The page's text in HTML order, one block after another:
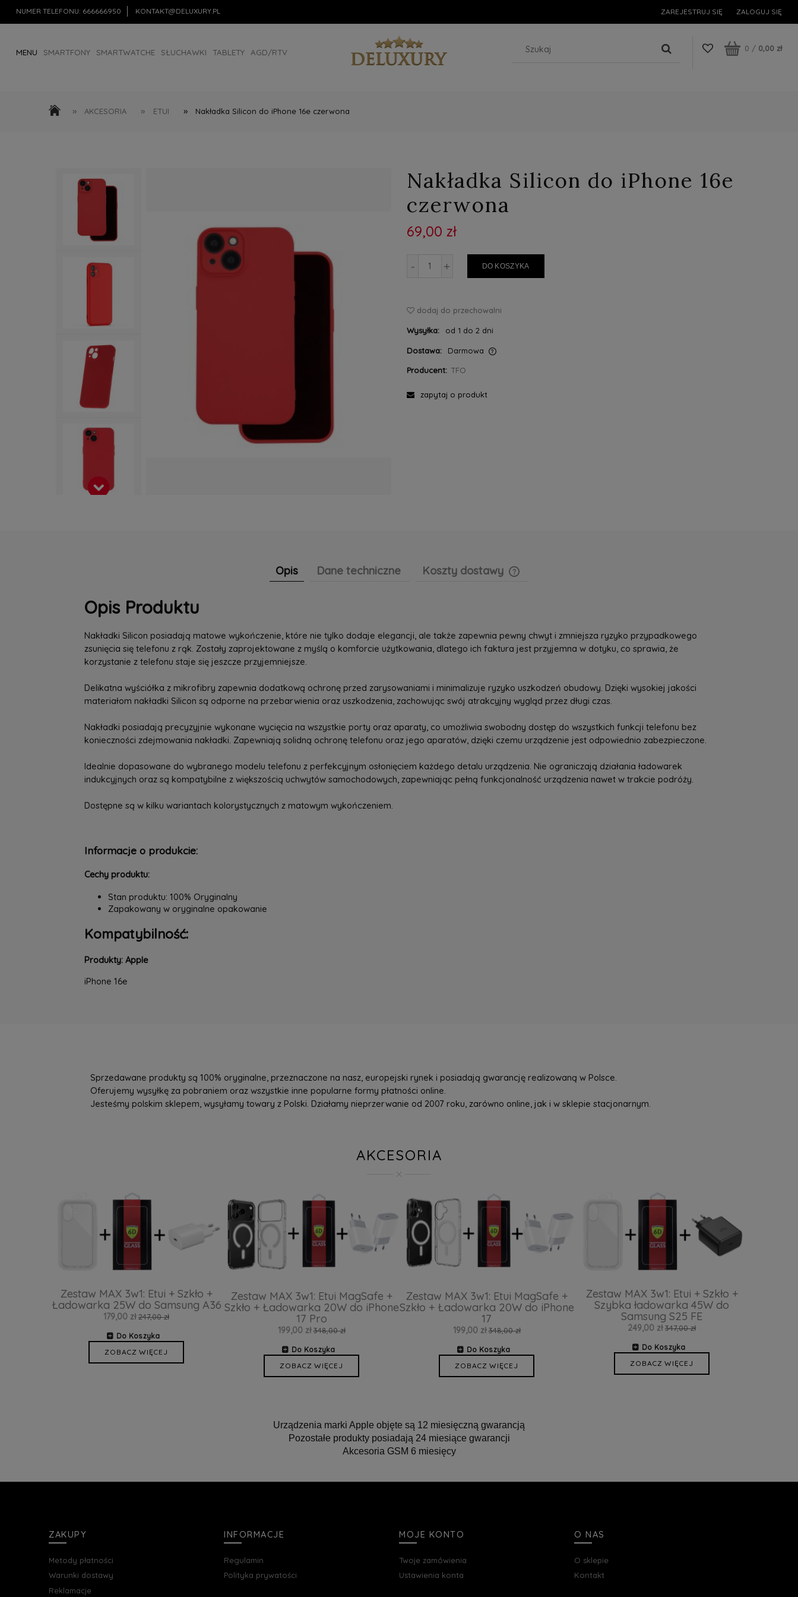
NUMER TELEFONU: 666666950 KONTAKT@DELUXURY.PL ZAREJESTRUJ SIĘ ZALOGUJ SIĘ
MENU SMARTFONY SMARTWATCHE SŁUCHAWKI TABLETY AGD/RTV 0 / 0,00 zł
» AKCESORIA » ETUI » Nakładka Silicon do iPhone 16e czerwona
Nakładka Silicon do iPhone 16e
czerwona
69,00 zł
- + DO KOSZYKA
dodaj do przechowalni
Wysyłka: od 1 do 2 dni
Dostawa: Darmowa
Producent: TFO
zapytaj o produkt
Opis Dane techniczne Koszty dostawy
Opis Produktu
Nakładki Silicon posiadają matowe wykończenie, które nie tylko dodaje elegancji, ale także zapewnia pewny chwyt i zmniejsza ryzyko przypadkowego
zsunięcia się telefonu z rąk. Zostały zaprojektowane z myślą o komforcie użytkowania, dlatego ich faktura jest przyjemna w dotyku, co sprawia, że
korzystanie z telefonu staje się jeszcze przyjemniejsze.
Delikatna wyściółka z mikrofibry zapewnia dodatkową ochronę przed zarysowaniami i minimalizuje ryzyko uszkodzeń obudowy. Dzięki wysokiej jakości
materiałom nakładki Silicon są odporne na przebarwienia oraz uszkodzenia, zachowując swój atrakcyjny wygląd przez długi czas.
Nakładki posiadają precyzyjnie wykonane wycięcia na wszystkie porty oraz aparaty, co umożliwia swobodny dostęp do wszystkich funkcji telefonu bez
konieczności zdejmowania nakładki. Zapewniają solidną ochronę telefonu oraz jego aparatów, dzięki czemu urządzenie jest odpowiednio zabezpieczone.
Idealnie dopasowane do wybranego modelu telefonu z perfekcyjnym osłonięciem każdego detalu urządzenia. Nie ograniczają działania ładowarek
indukcyjnych oraz są kompatybilne z większością uchwytów samochodowych, zapewniając pełną funkcjonalność urządzenia nawet w trakcie podróży.
Dostępne są w kilku wariantach kolorystycznych z matowym wykończeniem.
Informacje o produkcie:
Cechy produktu:
Stan produktu: 100% Oryginalny
Zapakowany w oryginalne opakowanie
Kompatybilność:
Produkty: Apple
iPhone 16e
Sprzedawane produkty są 100% oryginalne, przeznaczone na nasz, europejski rynek i posiadają gwarancję realizowaną w Polsce.
Oferujemy wysyłkę za pobraniem oraz wszystkie inne popularne formy płatności online.
Jesteśmy polskim sklepem, wysyłamy towary z Polski. Działamy nieprzerwanie od 2007 roku, zarówno online, jak i w sklepie stacjonarnym.
AKCESORIA
Zestaw MAX 3w1: Etui + Szkło +
Ładowarka 25W do Samsung A36
179,00 zł 247,00 zł
Do Koszyka
ZOBACZ WIĘCEJ
Zestaw MAX 3w1: Etui MagSafe +
Szkło + Ładowarka 20W do iPhone
17 Pro
199,00 zł 348,00 zł
Do Koszyka
ZOBACZ WIĘCEJ
Zestaw MAX 3w1: Etui MagSafe +
Szkło + Ładowarka 20W do iPhone
17
199,00 zł 348,00 zł
Do Koszyka
ZOBACZ WIĘCEJ
Zestaw MAX 3w1: Etui + Szkło +
Szybka ładowarka 45W do
Samsung S25 FE
249,00 zł 347,00 zł
Do Koszyka
ZOBACZ WIĘCEJ
Urządzenia marki Apple objęte są 12 miesięczną gwarancją
Pozostałe produkty posiadają 24 miesiące gwarancji
Akcesoria GSM 6 miesięcy
ZAKUPY
Metody płatności
Warunki dostawy
Reklamacje
INFORMACJE
Regulamin
Polityka prywatości
MOJE KONTO
Twoje zamówienia
Ustawienia konta
O NAS
O sklepie
Kontakt